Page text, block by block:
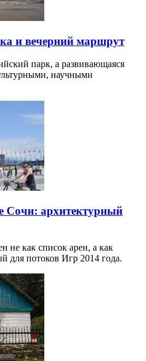
и вечерний маршрут
парк, а развивающаяся
научными
Сочи: архитектурный
не как список арен, а как
для потоков Игр 2014 года.